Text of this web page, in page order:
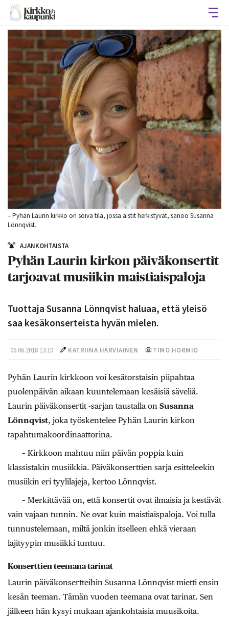
– Pyhän Laurin kirkko on soiva tila, jossa aistit herkistyvät, sanoo Susanna
Lönnqvist.
AJANKOHTAISTA
Pyhän Laurin kirkon päiväkonsertit
tarjoavat musiikin maistiaispaloja
Tuottaja Susanna Lönnqvist haluaa, että yleisö
saa kesäkonserteista hyvän mielen.
06.06.2018 13:10 KATRIINA HARVIAINEN TIMO HORMIO
Pyhän Laurin kirkkoon voi kesätorstaisin piipahtaa
puolenpäivän aikaan kuuntelemaan kesäisiä säveliä.
Laurin päiväkonsertit -sarjan taustalla on Susanna
Lönnqvist, joka työskentelee Pyhän Laurin kirkon
tapahtumakoordinaattorina.
– Kirkkoon mahtuu niin päivän poppia kuin
klassistakin musiikkia. Päiväkonserttien sarja esitteleekin
musiikin eri tyylilajeja, kertoo Lönnqvist.
– Merkittävää on, että konsertit ovat ilmaisia ja kestävät
vain vajaan tunnin. Ne ovat kuin maistiaispaloja. Voi tulla
tunnustelemaan, miltä jonkin itselleen ehkä vieraan
lajityypin musiikki tuntuu.
Konserttien teemana tarinat
Laurin päiväkonsertteihin Susanna Lönnqvist mietti ensin
kesän teeman. Tämän vuoden teemana ovat tarinat. Sen
jälkeen hän kysyi mukaan ajankohtaisia muusikoita.